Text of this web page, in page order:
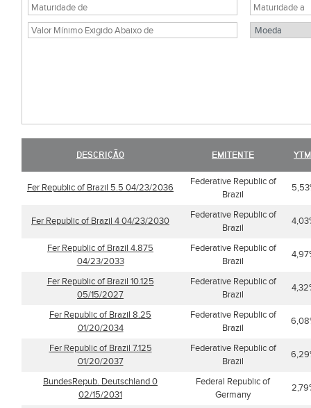
DESCRIÇÃO EMITENTE
Fer Republic of Brazil 5.5 04/23/2036
Federative Republic of
Brazil
Fer Republic of Brazil 4 04/23/2030
Federative Republic of
Brazil
Fer Republic of Brazil 4.875
04/23/2033
Federative Republic of
Brazil
Fer Republic of Brazil 10.125
05/15/2027
Federative Republic of
Brazil
Fer Republic of Brazil 8.25
01/20/2034
Federative Republic of
Brazil
Fer Republic of Brazil 7.125
01/20/2037
Federative Republic of
Brazil
BundesRepub. Deutschland 0
02/15/2031
Federal Republic of
Germany